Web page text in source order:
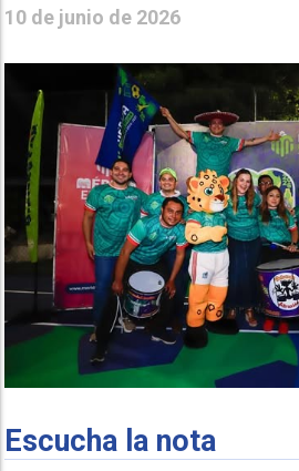
10 de junio de 2026
Escucha la nota